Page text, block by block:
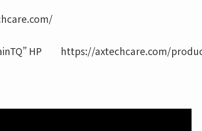
HP https://axtechcare.com/